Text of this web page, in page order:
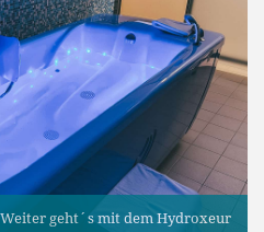
Weiter geht´s mit dem Hydroxeur